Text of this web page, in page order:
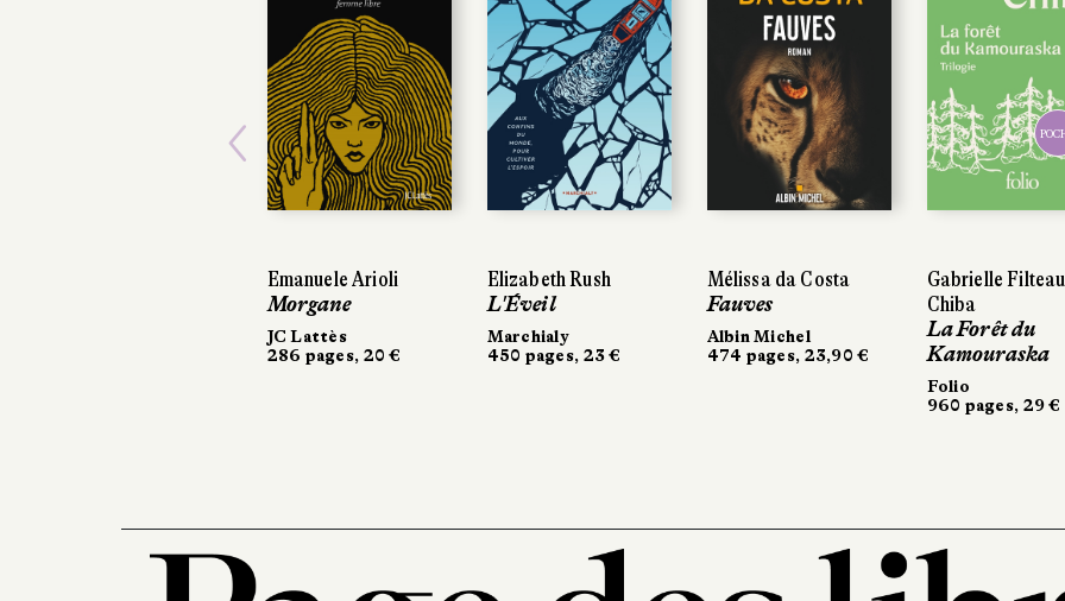
Emanuele Arioli
Morgane
JC Lattès
286 pages, 20 €
Elizabeth Rush
L'Éveil
Marchialy
450 pages, 23 €
Mélissa da Costa
Fauves
Albin Michel
474 pages, 23,90 €
Gabrielle
Chiba
La Forêt du
Kamouraska
Folio
960 pages, 29 €
Previous